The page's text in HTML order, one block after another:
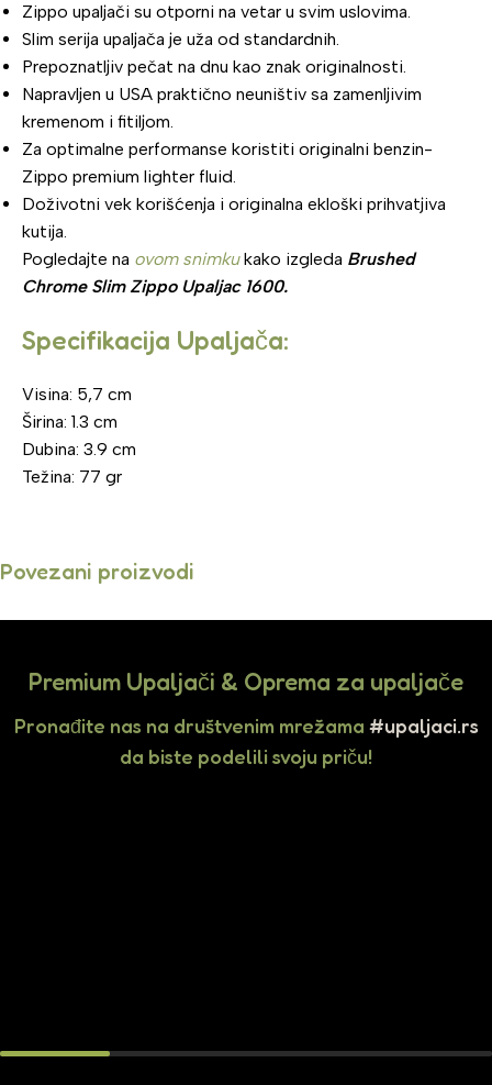
Zippo upaljači su otporni na vetar u svim uslovima.
Slim serija upaljača je uža od standardnih.
Prepoznatljiv pečat na dnu kao znak originalnosti.
Napravljen u USA praktično neuništiv sa zamenljivim
kremenom i fitiljom.
Za optimalne performanse koristiti originalni benzin-
Zippo premium lighter fluid.
Doživotni vek korišćenja i originalna ekloški prihvatjiva
kutija.
Pogledajte na ovom snimkukako izgleda Brushed
Chrome Slim Zippo Upaljac 1600.
Specifikacija Upaljača:
Visina: 5,7 cm
Širina: 1.3 cm
Dubina: 3.9 cm
Težina: 77 gr
Povezani proizvodi
Premium Upaljači & Oprema za upaljače
Pronađite nas na društvenim mrežama #upaljaci.rs
da biste podelili svoju priču!